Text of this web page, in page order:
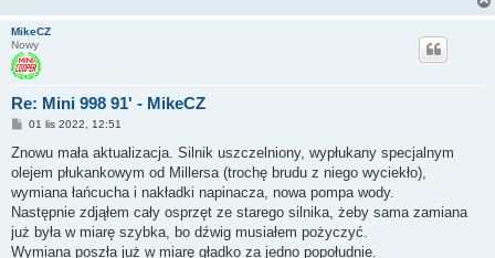
MikeCZ
Nowy
Re: Mini 998 91' - MikeCZ
P
s
01 lis 2022, 12:51
Znowu mała aktualizacja. Silnik uszczelniony, wypłukany specjalnym
olejem płukankowym od Millersa (trochę brudu z niego wyciekło),
wymiana łańcucha i nakładki napinacza, nowa pompa wody.
Następnie zdjąłem cały osprzęt ze starego silnika, żeby sama zamiana
już była w miarę szybka, bo dźwig musiałem pożyczyć.
Wymiana poszła już w miarę gładko za jedno popołudnie.